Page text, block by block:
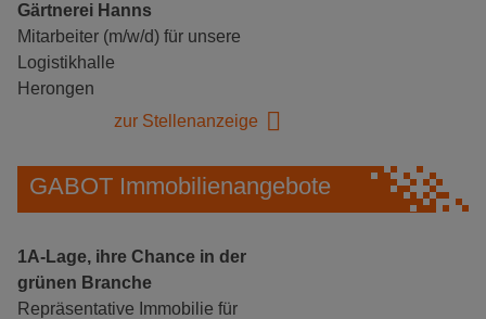
Gärtnerei Hanns
Mitarbeiter (m/w/d) für unsere
Logistikhalle
Herongen
zur Stellenanzeige
GABOT Immobilienangebote
1A-Lage, ihre Chance in der
grünen Branche
Repräsentative Immobilie für